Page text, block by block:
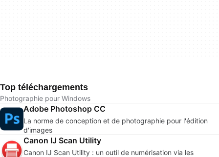
Top téléchargements
Photographie pour Windows
Adobe Photoshop CC
La norme de conception et de photographie pour l'édition
d'images
Canon IJ Scan Utility
Canon IJ Scan Utility : un outil de numérisation via les